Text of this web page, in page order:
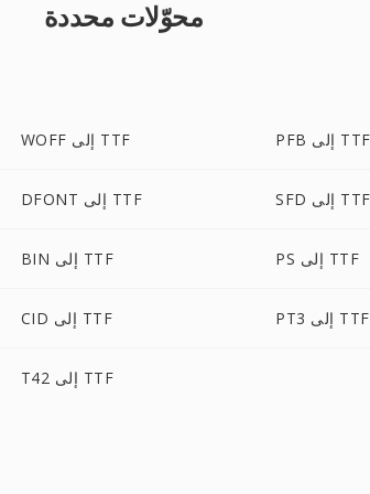
محوّلات محددة
WOFF إلى TTF PFB إلى TTF
DFONT إلى TTF SFD إلى TTF
BIN إلى TTF PS إلى TTF
CID إلى TTF PT3 إلى TTF
T42 إلى TTF